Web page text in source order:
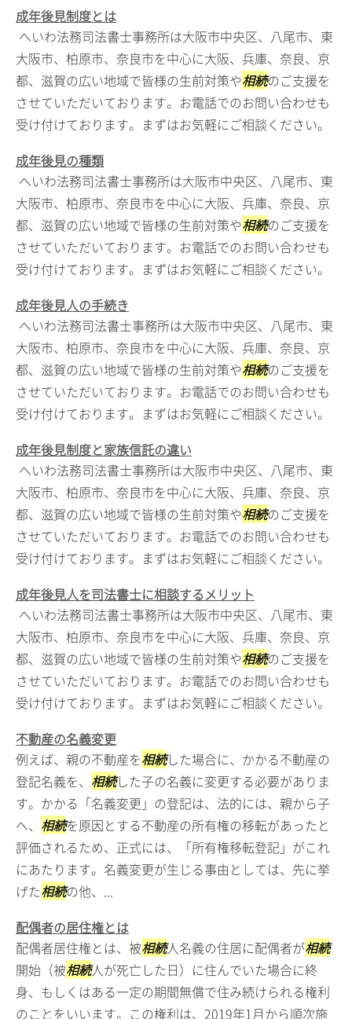
成年後見制度とは
へいわ法務司法書士事務所は大阪市中央区、八尾市、東
大阪市、柏原市、奈良市を中心に大阪、兵庫、奈良、京
都、滋賀の広い地域で皆様の生前対策や相続のご支援を
させていただいております。お電話でのお問い合わせも
受け付けております。まずはお気軽にご相談ください。
成年後見の種類
へいわ法務司法書士事務所は大阪市中央区、八尾市、東
大阪市、柏原市、奈良市を中心に大阪、兵庫、奈良、京
都、滋賀の広い地域で皆様の生前対策や相続のご支援を
させていただいております。お電話でのお問い合わせも
受け付けております。まずはお気軽にご相談ください。
成年後見人の手続き
へいわ法務司法書士事務所は大阪市中央区、八尾市、東
大阪市、柏原市、奈良市を中心に大阪、兵庫、奈良、京
都、滋賀の広い地域で皆様の生前対策や相続のご支援を
させていただいております。お電話でのお問い合わせも
受け付けております。まずはお気軽にご相談ください。
成年後見制度と家族信託の違い
へいわ法務司法書士事務所は大阪市中央区、八尾市、東
大阪市、柏原市、奈良市を中心に大阪、兵庫、奈良、京
都、滋賀の広い地域で皆様の生前対策や相続のご支援を
させていただいております。お電話でのお問い合わせも
受け付けております。まずはお気軽にご相談ください。
成年後見人を司法書士に相談するメリット
へいわ法務司法書士事務所は大阪市中央区、八尾市、東
大阪市、柏原市、奈良市を中心に大阪、兵庫、奈良、京
都、滋賀の広い地域で皆様の生前対策や相続のご支援を
させていただいております。お電話でのお問い合わせも
受け付けております。まずはお気軽にご相談ください。
不動産の名義変更
例えば、親の不動産を相続した場合に、かかる不動産の
登記名義を、 相続した子の名義に変更する必要がありま
す。かかる「名義変更」の登記は、法的には、親から子
へ、 相続を原因とする不動産の所有権の移転があったと
評価されるため、正式には、「所有権移転登記」がこれ
にあたります。名義変更が生じる事由としては、先に挙
げた相続の他、...
配偶者の居住権とは
配偶者居住権とは、被相続人名義の住居に配偶者が相続
開始（被相続人が死亡した日）に住んでいた場合に終
身、もしくはある一定の期間無償で住み続けられる権利
のことをいいます。この権利は、2019年1月から順次施